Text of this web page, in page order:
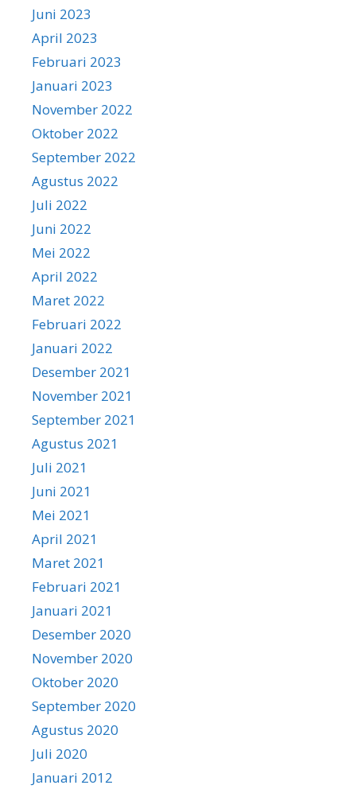
Juni 2023
April 2023
Februari 2023
Januari 2023
November 2022
Oktober 2022
September 2022
Agustus 2022
Juli 2022
Juni 2022
Mei 2022
April 2022
Maret 2022
Februari 2022
Januari 2022
Desember 2021
November 2021
September 2021
Agustus 2021
Juli 2021
Juni 2021
Mei 2021
April 2021
Maret 2021
Februari 2021
Januari 2021
Desember 2020
November 2020
Oktober 2020
September 2020
Agustus 2020
Juli 2020
Januari 2012